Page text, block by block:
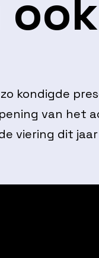
kondigde
van het
viering dit